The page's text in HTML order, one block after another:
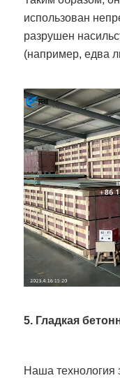
использован
разрушен
(например, едва
5. Гладкая
Наша технология